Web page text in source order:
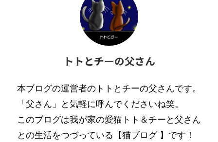
トトとチーの父さん
本ブログの運営者のトトとチーの父さんです。
「父さん」と気軽に呼んでくださいね笑。
このブログは我が家の愛猫トト＆チーと父さん
との生活をつづっている【猫ブログ 】です！